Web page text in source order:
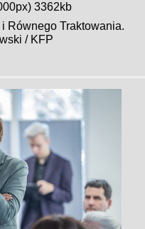
3362kb
Równego Traktowania.
/ KFP